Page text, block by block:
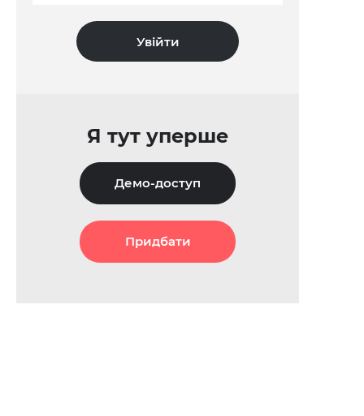
Я тут уперше
Демо-доступ
Придбати